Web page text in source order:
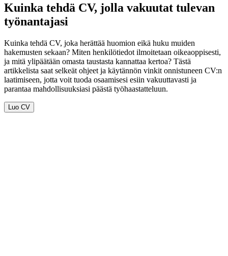
Kuinka tehdä CV, jolla vakuutat tulevan
työnantajasi
Kuinka tehdä CV, joka herättää huomion eikä huku muiden
hakemusten sekaan? Miten henkilötiedot ilmoitetaan oikeaoppisesti,
ja mitä ylipäätään omasta taustasta kannattaa kertoa? Tästä
artikkelista saat selkeät ohjeet ja käytännön vinkit onnistuneen CV:n
laatimiseen, jotta voit tuoda osaamisesi esiin vakuuttavasti ja
parantaa mahdollisuuksiasi päästä työhaastatteluun.
Luo CV